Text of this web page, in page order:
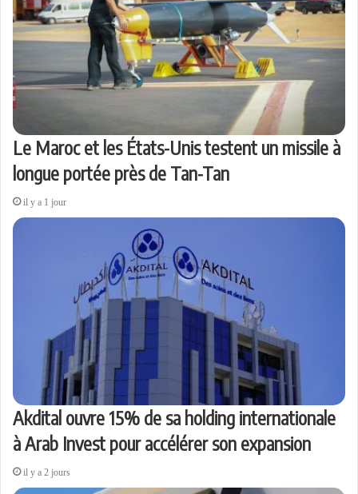
Le Maroc et les États-Unis testent un missile à
longue portée près de Tan-Tan
il y a 1 jour
Akdital ouvre 15% de sa holding internationale
à Arab Invest pour accélérer son expansion
il y a 2 jours